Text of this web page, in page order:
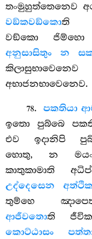
තංමුහුත්තෙනෙව
වඞ්කවඞ්කොති
වඞ්කො
අනුසාසිතුං න
අභාජනභාවෙනෙව.
78. පකතියා
ඉතො පුබ්බෙ
එව ඉදානිපි
හොතු, න මයං
කාතුකාමාති
උද්දෙසෙන
තුම්හෙ
ආජීවතොති
කොට්ඨාසං